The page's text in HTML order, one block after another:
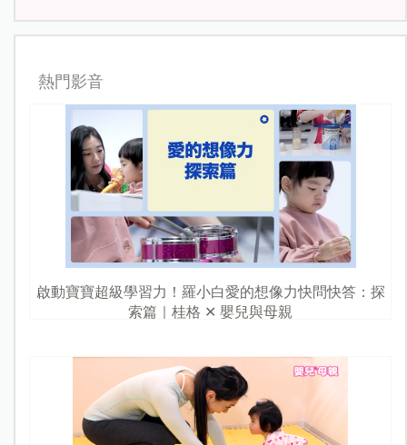
熱門影音
啟動寶寶超級學習力！羅小白愛的想像力快問快答：探
索篇｜桂格 ✕ 嬰兒與母親